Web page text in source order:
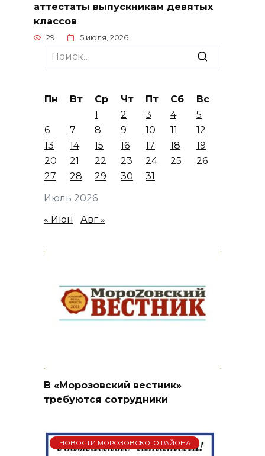
аттестаты выпускникам девятых
классов
29 5 июля, 2026
Search
for:
Июль 2026
Пн Вт Ср Чт Пт Сб
Вс
1
2 3 4
5
6
7 8 9 10 11
12
13
14 15 16 17 18
19
20
21 22 23 24 25
26
27
28 29 30 31
« Июн Авг »
В «Морозовский вестник»
требуются сотрудники
НОВОСТИ МОРОЗОВСКОГО РАЙОНА